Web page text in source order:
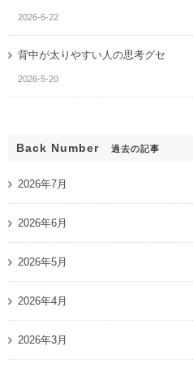
2026-6-22
背中が太りやすい人の思考グセ
2026-5-20
Back Number 過去の記事
2026年7月
2026年6月
2026年5月
2026年4月
2026年3月